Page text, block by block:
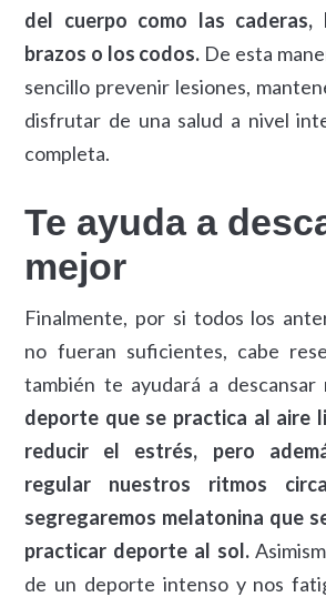
del cuerpo como las caderas,
brazos o los codos. De esta
sencillo prevenir lesiones,
disfrutar de una salud a nivel
completa.
Te ayuda a
mejor
Finalmente, por si todos los
no fueran suficientes, cabe
también te ayudará a
deporte que se practica al aire
reducir el estrés, pero
regular nuestros ritmos
segregaremos melatonina que
practicar deporte al sol.
de un deporte intenso y nos